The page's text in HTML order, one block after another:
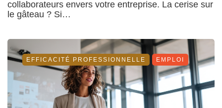
collaborateurs envers votre entreprise. La cerise sur
le gâteau ? Si…
EFFICACITÉ PROFESSIONNELLE EMPLOI